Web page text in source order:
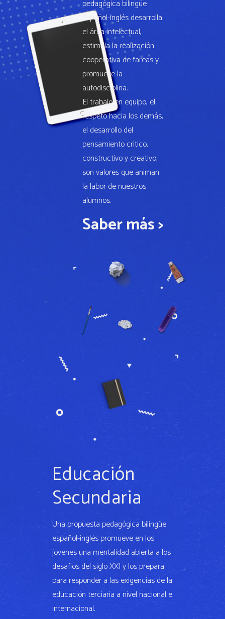
pedagógica bilingüe
español-inglés desarrolla
el área intelectual,
estimula la realización
cooperativa de tareas y
promueve la
autodisciplina.
El trabajo en equipo, el
respeto hacia los demás,
el desarrollo del
pensamiento crítico,
constructivo y creativo,
son valores que animan
la labor de nuestros
alumnos.
Saber más >
Educación
Secundaria
Una propuesta pedagógica bilingüe
español-inglés promueve en los
jóvenes una mentalidad abierta a los
desafíos del siglo XXI y los prepara
para responder a las exigencias de la
educación terciaria a nivel nacional e
internacional.